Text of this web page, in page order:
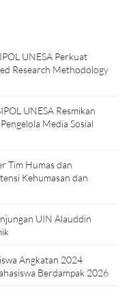
UNESA Perkuat
Research Methodology
UNESA Resmikan
Media Sosial
Tim Humas dan
Kehumasan dan
UIN Alauddin
Angkatan 2024
Berdampak 2026